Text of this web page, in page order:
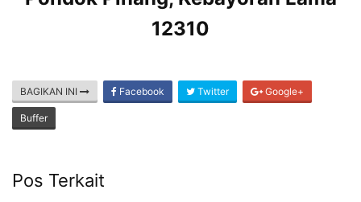
12310
BAGIKAN INI Facebook Twitter Google+
Buffer
Pos Terkait